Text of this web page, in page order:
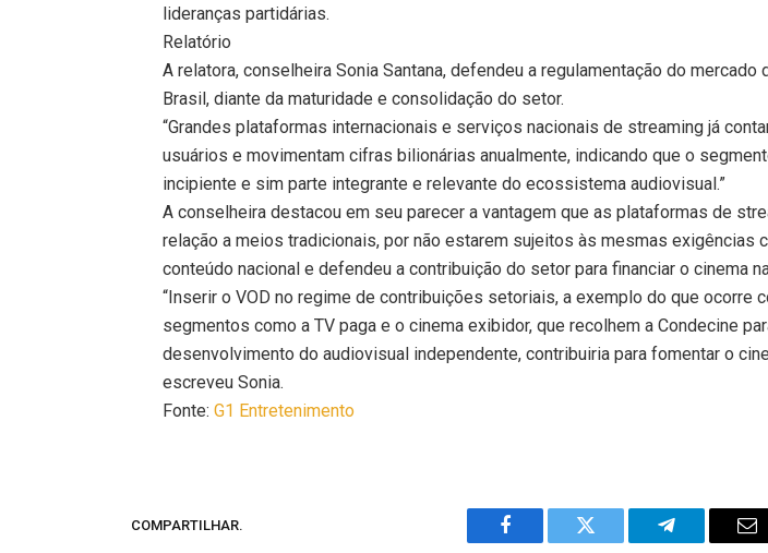
lideranças partidárias.
Relatório
A relatora, conselheira Sonia Santana, defendeu a regulamentação do mercado
Brasil, diante da maturidade e consolidação do setor.
“Grandes plataformas internacionais e serviços nacionais de streaming já
usuários e movimentam cifras bilionárias anualmente, indicando que o
incipiente e sim parte integrante e relevante do ecossistema audiovisual.”
A conselheira destacou em seu parecer a vantagem que as plataformas de
relação a meios tradicionais, por não estarem sujeitos às mesmas exigências
conteúdo nacional e defendeu a contribuição do setor para financiar o cinema
“Inserir o VOD no regime de contribuições setoriais, a exemplo do que ocorre
segmentos como a TV paga e o cinema exibidor, que recolhem a Condecine
desenvolvimento do audiovisual independente, contribuiria para fomentar o
escreveu Sonia.
Fonte:G1 Entretenimento
COMPARTILHAR.
Facebook Twitter Telegram